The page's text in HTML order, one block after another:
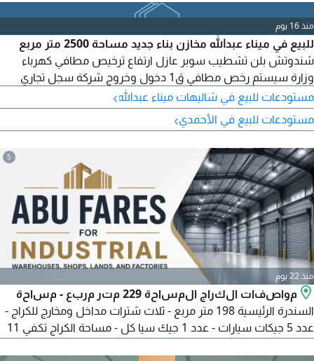
منذ 16 يوم
للبيع في ميناء عبدالله مخازن بناء جديد مساحة 2500 متر مربع
شندوتش بلن تشطيب سوبر عازل ارتفاع ترخيص مطافي كهرباء
وزارة سيستم رخص مطافي ق1 دخول وخروج شركة سجل تجاري
مستودعات للبيع في شاليهات ميناء عبدالله›
مستودعات للبيع في الأحمدي›
5
منذ 22 يوم
مواصفات الكراج المساحة 229 متر مربع - مساحة
السندرة الرئيسية 198 متر مربع - ثلاث شترات مداخل ومخارج للكراج -
عدد 5 جيكات سيارات - عدد 1 جيك سيا كل - مساحة الكراج تكفي 11